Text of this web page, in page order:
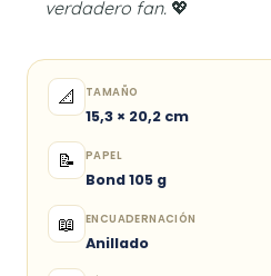
verdadero fan. 💖
📐 TAMAÑO
15,3 × 20,2 cm
📝 PAPEL
Bond 105 g
📖 ENCUADERNACIÓN
Anillado